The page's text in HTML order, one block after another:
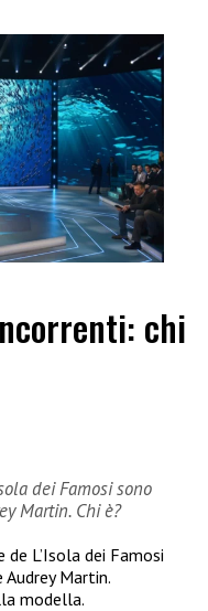
chi
dei Famosi sono
Martin. Chi è?
L’Isola dei Famosi
Martin.
modella.